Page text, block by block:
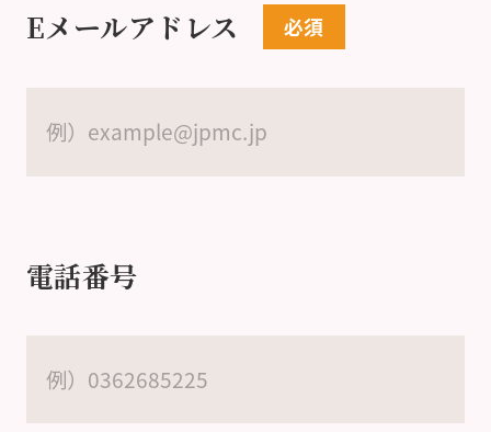
Eメールアドレス
電話番号